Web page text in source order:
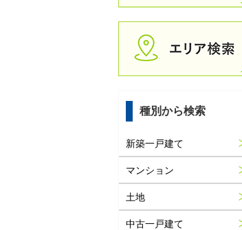
種別から検索
新築一戸建て
マンション
土地
中古一戸建て